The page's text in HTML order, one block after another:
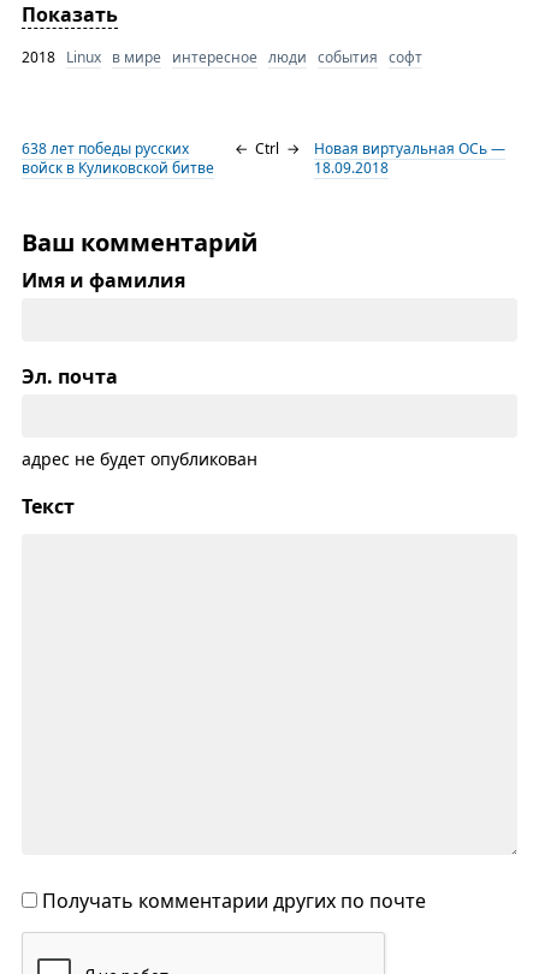
Показать
2018 Linux в мире интересное люди события софт
638 лет победы русских
войск в Куликовской битве
← Ctrl →
Новая виртуальная ОСь —
18.09.2018
Ваш комментарий
Имя и фамилия
Эл. почта
адрес не будет опубликован
Текст
Получать комментарии других по почте